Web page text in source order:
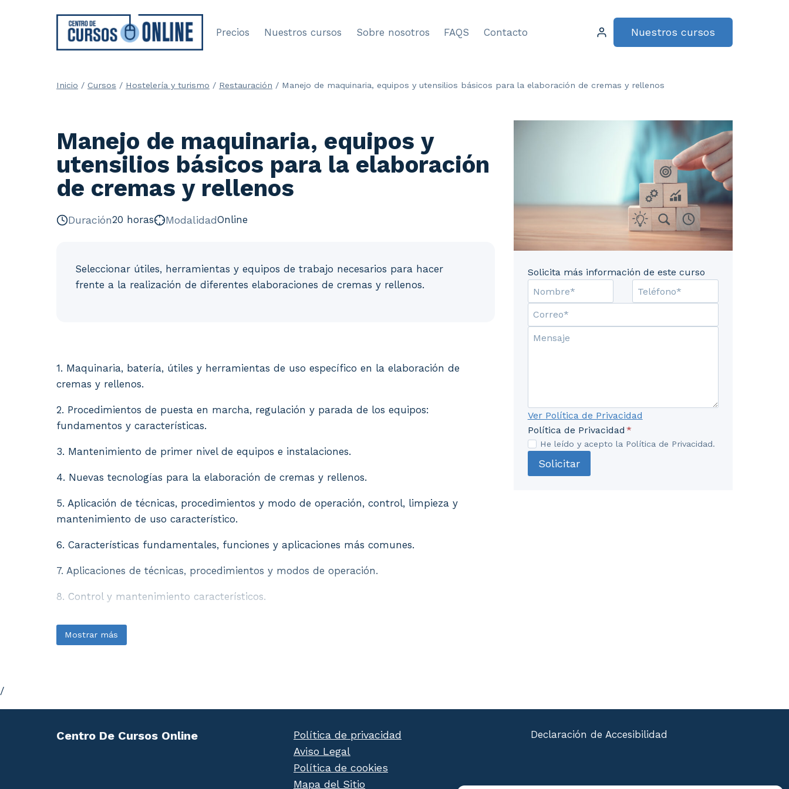
Precios Nuestros cursos Sobre nosotros FAQS Contacto Nuestros cursos
Inicio / Cursos / Hostelería y turismo / Restauración / Manejo de maquinaria, equipos y utensilios básicos para la elaboración de cremas y rellenos
Manejo de maquinaria, equipos y
utensilios básicos para la elaboración
de cremas y rellenos
Duración20 horas ModalidadOnline
Seleccionar útiles, herramientas y equipos de trabajo necesarios para hacer
frente a la realización de diferentes elaboraciones de cremas y rellenos.
1. Maquinaria, batería, útiles y herramientas de uso específico en la elaboración de
cremas y rellenos.
2. Procedimientos de puesta en marcha, regulación y parada de los equipos:
fundamentos y características.
3. Mantenimiento de primer nivel de equipos e instalaciones.
4. Nuevas tecnologías para la elaboración de cremas y rellenos.
5. Aplicación de técnicas, procedimientos y modo de operación, control, limpieza y
mantenimiento de uso característico.
6. Características fundamentales, funciones y aplicaciones más comunes.
7. Aplicaciones de técnicas, procedimientos y modos de operación.
8. Control y mantenimiento característicos.
Mostrar más
Solicita más información de este curso
Ver Política de Privacidad
Política de Privacidad *
He leído y acepto la Política de Privacidad.
Solicitar
/
Centro De Cursos Online
Política de privacidad
Aviso Legal
Política de cookies
Mapa del Sitio
Declaración de Accesibilidad